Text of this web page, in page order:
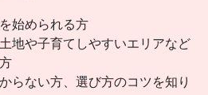
始められる方
地や子育てしやすいエリアなど
らない方、 選び方のコツを知り